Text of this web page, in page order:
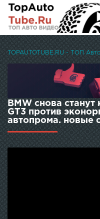
BMW снова станут
GT3 против
автопрома. новые